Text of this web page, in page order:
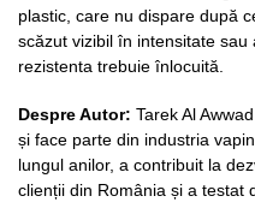
plastic, care nu dispare după
scăzut vizibil în intensitate sau
rezistenta trebuie înlocuită.
Despre Autor: Tarek Al
și face parte din industria
lungul anilor, a contribuit la
clienții din România și a testat